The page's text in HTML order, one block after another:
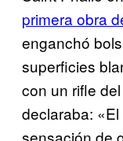
primera obra
enganchó
superficies
con un rifle
declaraba:
sensación de